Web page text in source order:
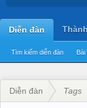
Diễn đàn
Tìm kiếm diễn đàn
Diễn đàn Tags